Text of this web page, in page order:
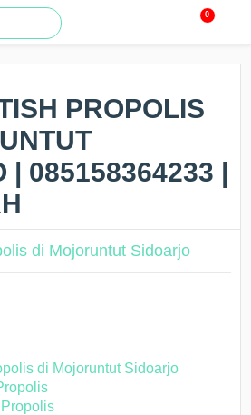
0
PROPOLIS
| 085158364233 |
di Mojoruntut Sidoarjo